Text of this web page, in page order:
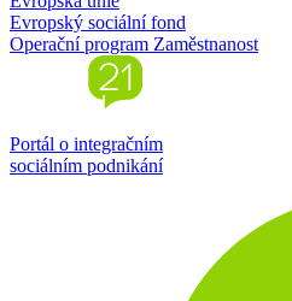
Evropský sociální fond
Operační program Zaměstnanost
Portál o integračním
sociálním podnikání